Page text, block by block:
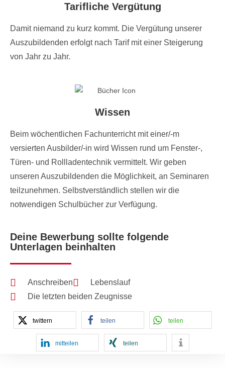
Tarifliche Vergütung
Damit niemand zu kurz kommt. Die Vergütung unserer
Auszubildenden erfolgt nach Tarif mit einer Steigerung
von Jahr zu Jahr.
Wissen
Beim wöchentlichen Fachunterricht mit einer/-m
versierten Ausbilder/-in wird Wissen rund um Fenster-,
Türen- und Rollladentechnik vermittelt. Wir geben
unseren Auszubildenden die Möglichkeit, an Seminaren
teilzunehmen. Selbstverständlich stellen wir die
notwendigen Schulbücher zur Verfügung.
Deine Bewerbung sollte folgende
Unterlagen beinhalten
Anschreiben
Lebenslauf
Die letzten beiden Zeugnisse
twittern teilen teilen
mitteilen teilen